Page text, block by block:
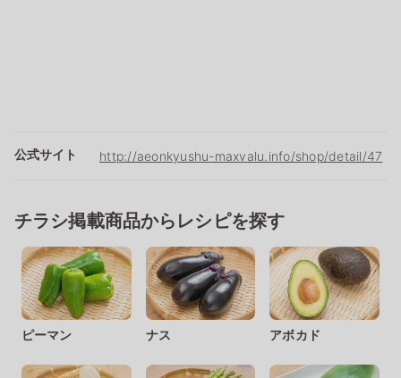
公式サイト http://aeonkyushu-maxvalu.info/shop/detail/47
チラシ掲載商品からレシピを探す
ピーマン ナス アボカド